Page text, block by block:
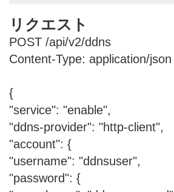
リクエスト
POST /api/v2/ddns
Content-Type: application/json
{
"service": "enable",
"ddns-provider": "http-client",
"account": {
"username": "ddnsuser",
"password": {